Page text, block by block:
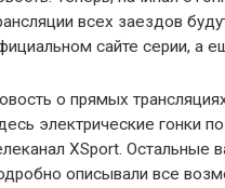
всех заездов
сайте серии, а
о прямых
электрические гонки
XSport.
описывали все